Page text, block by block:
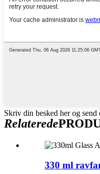
Skriv din besked her og send
Relaterede
330 ml